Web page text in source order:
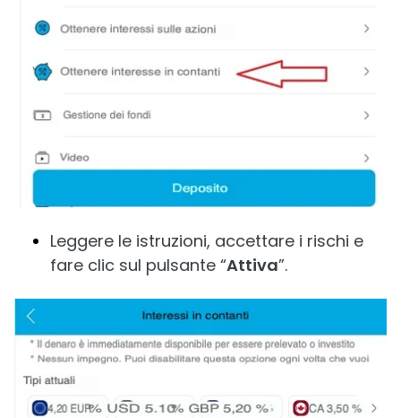
Leggere le istruzioni, accettare i rischi e
fare clic sul pulsante “Attiva”.